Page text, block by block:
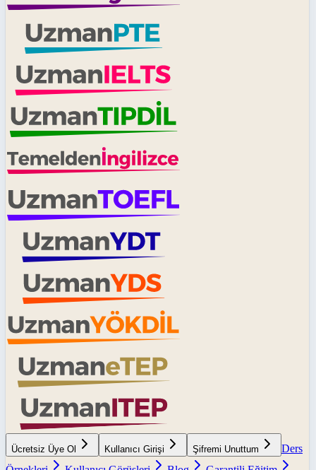
Ücretsiz Üye Ol Kullanıcı Girişi Şifremi Unuttum
Ders